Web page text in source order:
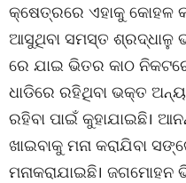
କ୍ଷେତ୍ରରେ ଏହାକୁ କୋହଳ
ଆସୁଥିବା ସମସ୍ତ ଶ୍ରଦ୍ଧାଳୁ
ରେ ଯାଇ ଭିତର କାଠ
ଧାଡିରେ ରହିଥିବା ଭକ୍ତ
ରହିବା ପାଇଁ କୁହାଯାଇଛି।
ଖାଇବାକୁ ମନା କରାଯିବା
ମନାକରାଯାଇଛି।